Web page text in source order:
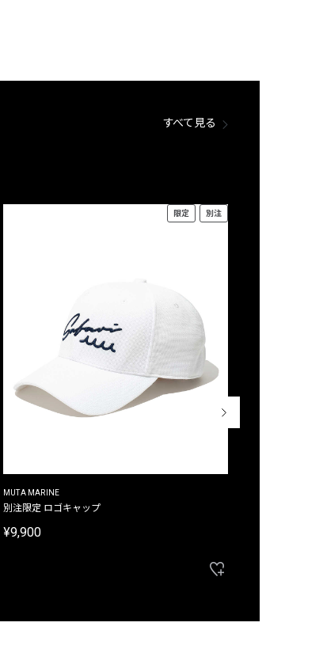
すべて見る
限定 別注
MUTA MARINE
別注限定 ロゴキャップ
¥9,900